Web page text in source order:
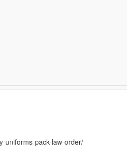
uniforms-pack-law-order/